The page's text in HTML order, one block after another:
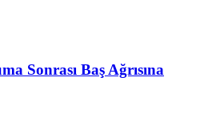
Sonrası Baş Ağrısına